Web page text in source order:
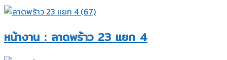
หน้างาน : ลาดพร้าว 23 แยก 4​